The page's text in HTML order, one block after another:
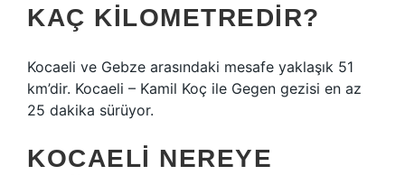
KAÇ KILOMETREDIR?
Kocaeli ve Gebze arasındaki mesafe yaklaşık 51
km’dir. Kocaeli – Kamil Koç ile Gegen gezisi en az
25 dakika sürüyor.
KOCAELI NEREYE